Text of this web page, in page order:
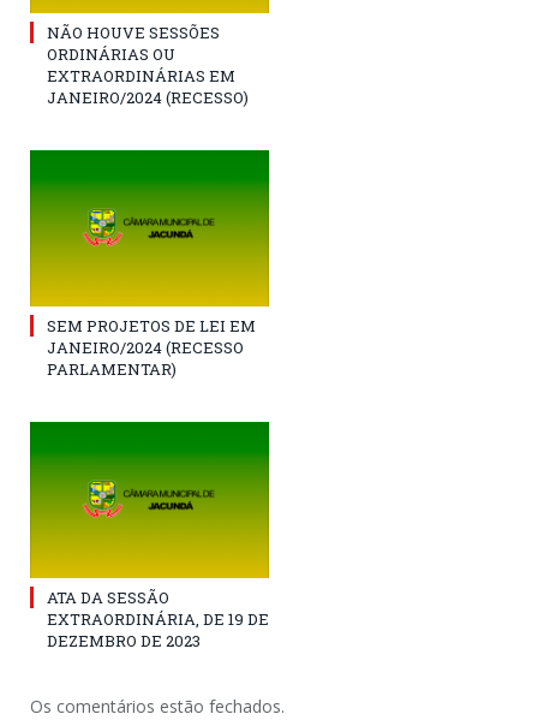
NÃO HOUVE SESSÕES
ORDINÁRIAS OU
EXTRAORDINÁRIAS EM
JANEIRO/2024 (RECESSO)
SEM PROJETOS DE LEI EM
JANEIRO/2024 (RECESSO
PARLAMENTAR)
ATA DA SESSÃO
EXTRAORDINÁRIA, DE 19 DE
DEZEMBRO DE 2023
Os comentários estão fechados.